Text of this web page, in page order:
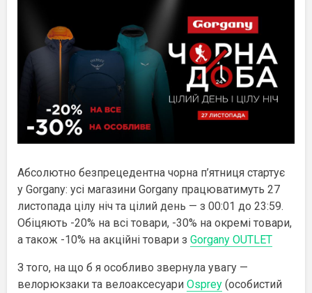
Абсолютно безпрецедентна чорна п’ятниця стартує
у Gorgany: усі магазини Gorgany працюватимуть 27
листопада цілу ніч та цілий день — з 00:01 до 23:59.
Обіцяють -20% на всі товари, -30% на окремі товари,
а також -10% на акційні товари з Gorgany OUTLET
З того, на що б я особливо звернула увагу —
велорюкзаки та велоаксесуари Osprey (особистий